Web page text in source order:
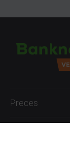
Preces